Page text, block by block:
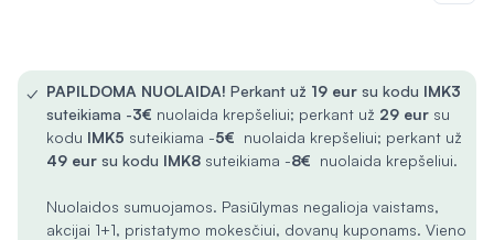
✓ PAPILDOMA NUOLAIDA! Perkant už 19 eur su kodu IMK3
suteikiama -3€ nuolaida krepšeliui; perkant už 29 eur su
kodu IMK5 suteikiama -5€ nuolaida krepšeliui; perkant už
49 eur su kodu IMK8 suteikiama -8€ nuolaida krepšeliui.
Nuolaidos sumuojamos. Pasiūlymas negalioja vaistams,
akcijai 1+1, pristatymo mokesčiui, dovanų kuponams. Vieno